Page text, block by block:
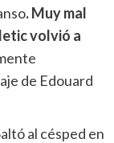
. Muy mal
volvió a
de Edouard
al césped en